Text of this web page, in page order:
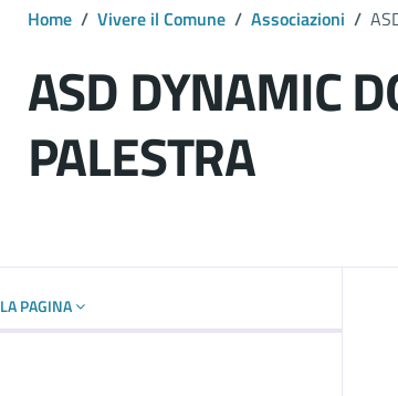
Home / Vivere il Comune / Associazioni /
ASD DYNAMIC
PALESTRA
PAGINA